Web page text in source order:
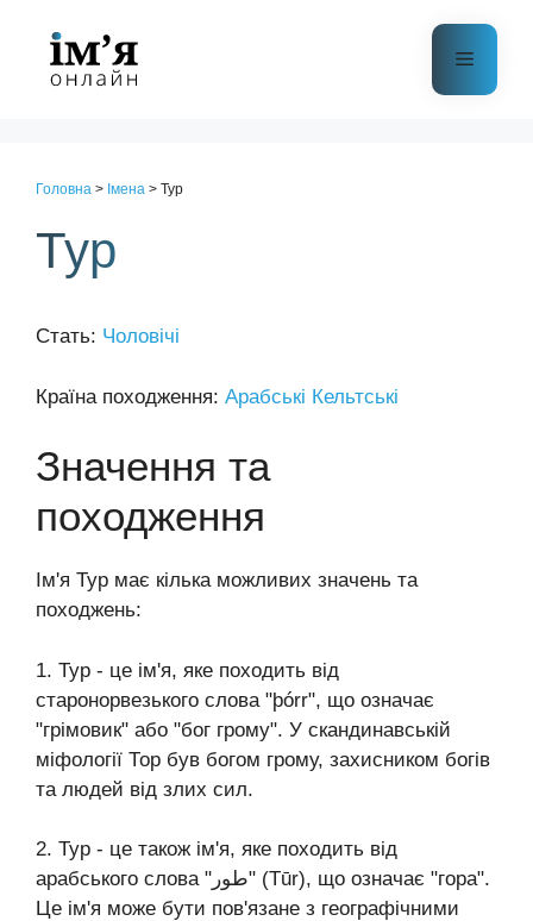
контенту
Меню
Головна > Імена > Тур
Тур
Стать: Чоловічі
Країна походження: Арабські Кельтські
Значення та
походження
Ім'я Тур має кілька можливих значень та
походжень:
1. Тур - це ім'я, яке походить від
старонорвезького слова "þórr", що означає
"грімовик" або "бог грому". У скандинавській
міфології Тор був богом грому, захисником богів
та людей від злих сил.
2. Тур - це також ім'я, яке походить від
арабського слова "طور" (Tūr), що означає "гора".
Це ім'я може бути пов'язане з географічними